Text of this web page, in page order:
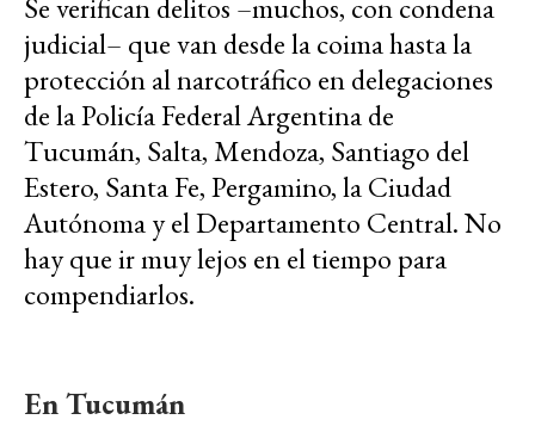
Se verifican delitos –muchos, con condena
judicial– que van desde la coima hasta la
protección al narcotráfico en delegaciones
de la Policía Federal Argentina de
Tucumán, Salta, Mendoza, Santiago del
Estero, Santa Fe, Pergamino, la Ciudad
Autónoma y el Departamento Central. No
hay que ir muy lejos en el tiempo para
compendiarlos.
En Tucumán